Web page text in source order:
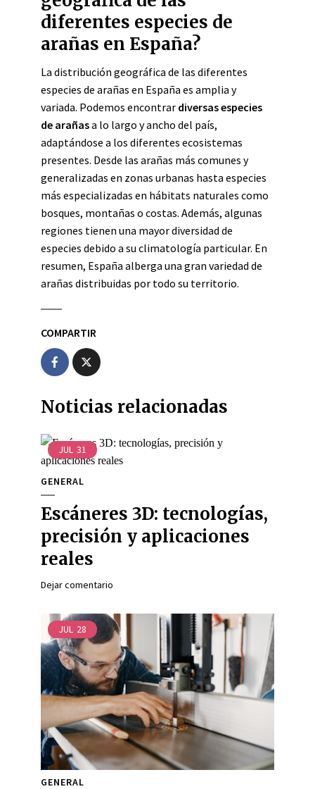
diferentes especies de
arañas en España?
La distribución geográfica de las diferentes
especies de arañas en España es amplia y
variada. Podemos encontrar diversas especies
de arañasa lo largo y ancho del país,
adaptándose a los diferentes ecosistemas
presentes. Desde las arañas más comunes y
generalizadas en zonas urbanas hasta especies
más especializadas en hábitats naturales como
bosques, montañas o costas. Además, algunas
regiones tienen una mayor diversidad de
especies debido a su climatología particular. En
resumen, España alberga una gran variedad de
arañas distribuidas por todo su territorio.
COMPARTIR
Noticias relacionadas
JUL 31
GENERAL
Escáneres 3D: tecnologías,
precisión y aplicaciones
reales
Dejar comentario
JUL 28
GENERAL